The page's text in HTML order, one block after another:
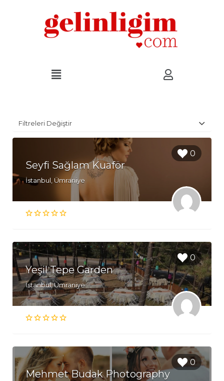
Filtreleri Değiştir
0
Seyfi Sağlam Kuaför
İstanbul, Ümraniye
0
Yeşil Tepe Garden
İstanbul, Ümraniye
0
Mehmet Budak Photography